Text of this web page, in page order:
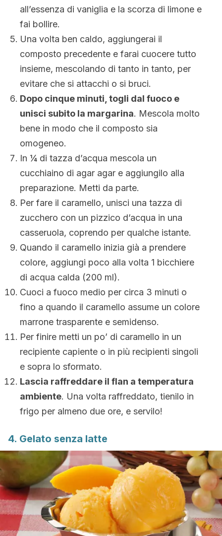
all’essenza di vaniglia e la scorza di limone e
fai bollire.
Una volta ben caldo, aggiungerai il
composto precedente e farai cuocere tutto
insieme, mescolando di tanto in tanto, per
evitare che si attacchi o si bruci.
Dopo cinque minuti, togli dal fuoco e
unisci subito la margarina. Mescola molto
bene in modo che il composto sia
omogeneo.
In ¼ di tazza d’acqua mescola un
cucchiaino di agar agar e aggiungilo alla
preparazione. Metti da parte.
Per fare il caramello, unisci una tazza di
zucchero con un pizzico d’acqua in una
casseruola, coprendo per qualche istante.
Quando il caramello inizia già a prendere
colore, aggiungi poco alla volta 1 bicchiere
di acqua calda (200 ml).
Cuoci a fuoco medio per circa 3 minuti o
fino a quando il caramello assume un colore
marrone trasparente e semidenso.
Per finire metti un po’ di caramello in un
recipiente capiente o in più recipienti singoli
e sopra lo sformato.
Lascia raffreddare il flan a temperatura
ambiente. Una volta raffreddato, tienilo in
frigo per almeno due ore, e servilo!
4. Gelato senza latte